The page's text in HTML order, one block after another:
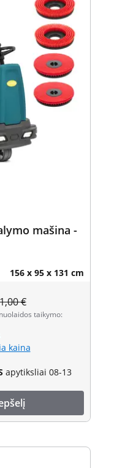
mašina -
156 x 95 x 131 cm
€
taikymo:
kaina
apytiksliai 08-13